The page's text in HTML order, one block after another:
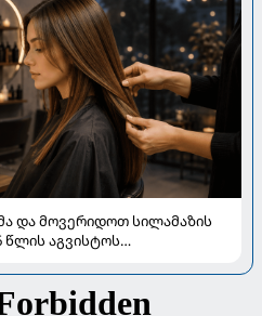
და მოვერიდოთ სილამაზის
წლის აგვისტოს